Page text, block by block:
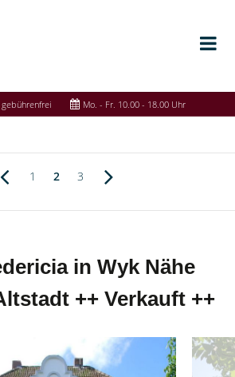
Mo. - Fr. 10.00 - 18.00 Uhr
1 2 3
in Wyk Nähe
++ Verkauft ++